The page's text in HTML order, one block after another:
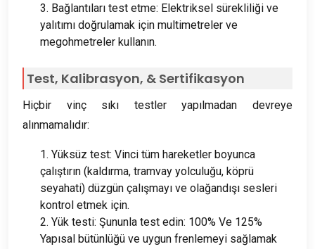
3. Bağlantıları test etme: Elektriksel sürekliliği ve
yalıtımı doğrulamak için multimetreler ve
megohmetreler kullanın.
Test, Kalibrasyon, & Sertifikasyon
Hiçbir vinç sıkı testler yapılmadan devreye
alınmamalıdır:
1. Yüksüz test: Vinci tüm hareketler boyunca
çalıştırın (kaldırma, tramvay yolculuğu, köprü
seyahati) düzgün çalışmayı ve olağandışı sesleri
kontrol etmek için.
2. Yük testi: Şununla test edin: 100% Ve 125%
Yapısal bütünlüğü ve uygun frenlemeyi sağlamak